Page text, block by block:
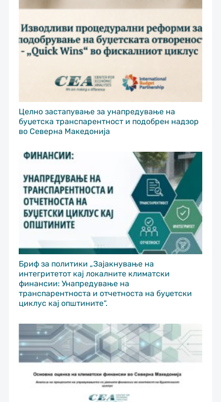
Целно застапување за унапредување на
буџетска транспарентност и подобрен надзор
во Северна Македонија
Бриф за политики „Зајакнување на
интегритетот кај локалните климатски
финансии: Унапредување на
транспарентноста и отчетноста на буџетски
циклус кај општините“.